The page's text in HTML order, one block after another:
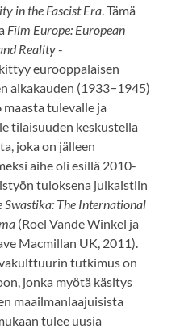
in the Fascist Era. Tämä
Film Europe: European
Reality-
eurooppalaisen
aikakauden (1933−1945)
maasta tulevalle ja
tilaisuuden keskustella
joka on jälleen
aihe oli esillä 2010-
tuloksena julkaistiin
Swastika: The International
(Roel Vande Winkel ja
Macmillan UK, 2011).
tutkimus on
jonka myötä käsitys
maailmanlaajuisista
tulee uusia